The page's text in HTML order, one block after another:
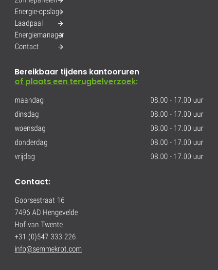
Energie-opslag
Laadpaal
Energiemanager
Contact
Bereikbaar tijdens kantooruren
of plaats een terugbelverzoek:
maandag
08.00 - 17.00 uur
dinsdag
08.00 - 17.00 uur
woensdag
08.00 - 17.00 uur
donderdag
08.00 - 17.00 uur
vrijdag
08.00 - 17.00 uur
Contact:
Goorsestraat 16
7496 AD Hengevelde
Hof van Twente
+31 (0)547 333 226
info@semmekrot.com